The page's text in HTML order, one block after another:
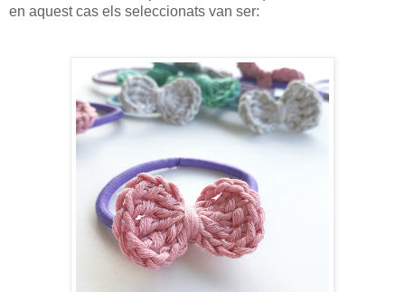
en aquest cas els seleccionats van ser: